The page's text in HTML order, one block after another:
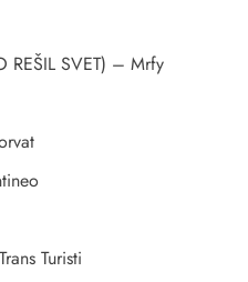
REŠIL SVET) – Mrfy
Turisti